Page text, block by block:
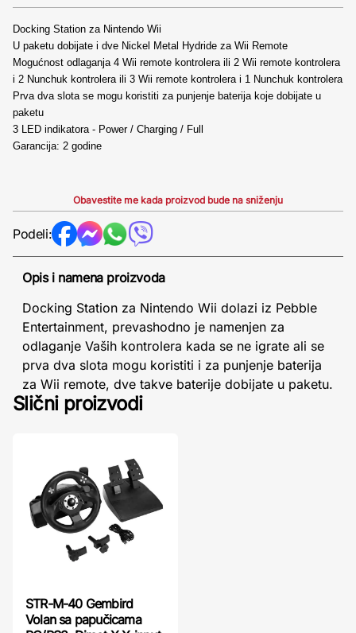
Docking Station za Nintendo Wii
U paketu dobijate i dve Nickel Metal Hydride za Wii Remote
Mogućnost odlaganja 4 Wii remote kontrolera ili 2 Wii remote kontrolera
i 2 Nunchuk kontrolera ili 3 Wii remote kontrolera i 1 Nunchuk kontrolera
Prva dva slota se mogu koristiti za punjenje baterija koje dobijate u
paketu
3 LED indikatora - Power / Charging / Full
Garancija: 2 godine
Obavestite me kada proizvod bude na sniženju
Podeli:
Opis i namena proizvoda
Docking Station za Nintendo Wii dolazi iz Pebble
Entertainment, prevashodno je namenjen za
odlaganje Vaših kontrolera kada se ne igrate ali se
prva dva slota mogu koristiti i za punjenje baterija
za Wii remote, dve takve baterije dobijate u paketu.
Slični proizvodi
STR-M-40 Gembird
Volan sa papučicama